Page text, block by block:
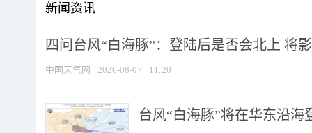
新闻资讯
四问台风“白海豚”：登陆后是否会北上 将
中国天气网 2026-08-07 11:20
台风“白海豚”将在华东沿